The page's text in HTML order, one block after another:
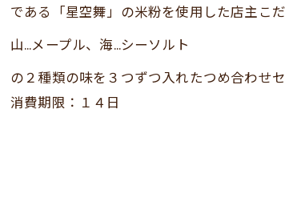
である「星空舞」の米粉を使用した店主こ
山…メープル、海…シーソルト
の２種類の味を３つずつ入れたつめ合わせセ
消費期限：１４日